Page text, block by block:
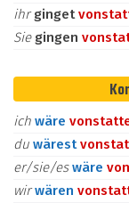
ihrginget
Sie gingen
ich wäre
du wärest
er/sie/eswäre
wirwären